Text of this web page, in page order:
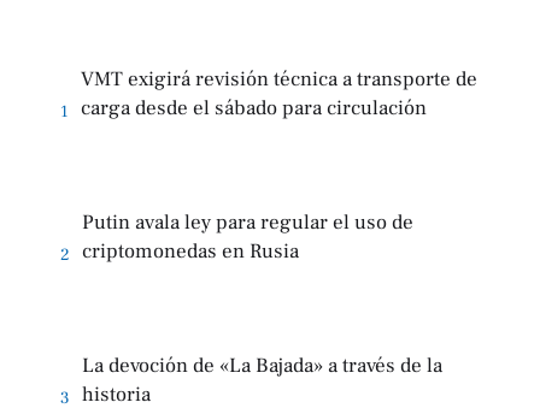
1
VMT exigirá revisión técnica a transporte de
carga desde el sábado para circulación
2
Putin avala ley para regular el uso de
criptomonedas en Rusia
3
La devoción de «La Bajada» a través de la
historia